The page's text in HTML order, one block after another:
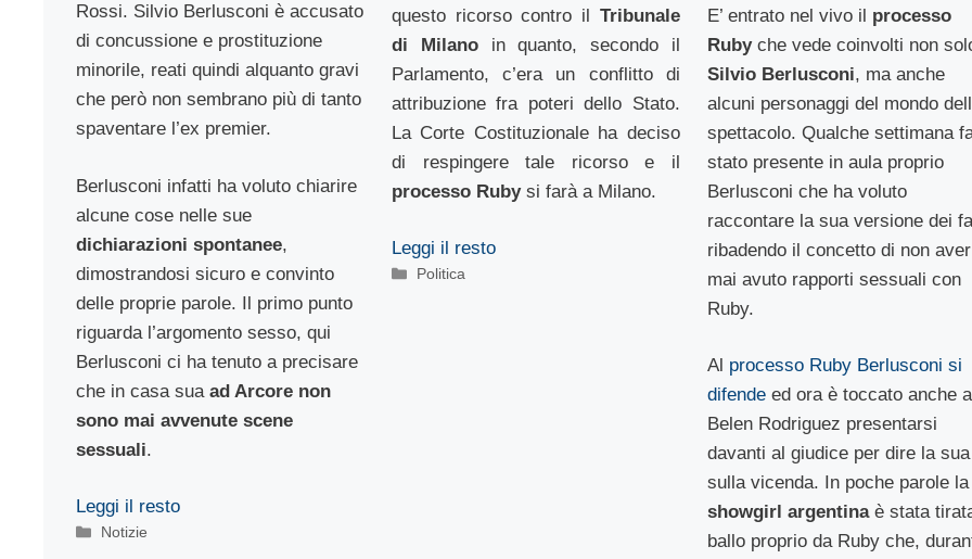
E’ entrato nel vivo il processo
Rubyche vede coinvolti non
Silvio Berlusconi, ma anche
alcuni personaggi del mondo
spettacolo. Qualche settimana
stato presente in aula proprio
Berlusconi che ha voluto
raccontare la sua versione dei
ribadendo il concetto di non aver
mai avuto rapporti sessuali con
Ruby.
Al processo Ruby Berlusconi si
difendeed ora è toccato anche a
Belen Rodriguez presentarsi
davanti al giudice per dire la sua
sulla vicenda. In poche parole la
showgirl argentinaè stata
ballo proprio da Ruby che,
Rossi. Silvio Berlusconi è accusato
di concussione e prostituzione
minorile, reati quindi alquanto gravi
che però non sembrano più di tanto
spaventare l’ex premier.
Berlusconi infatti ha voluto chiarire
alcune cose nelle sue
dichiarazioni spontanee,
dimostrandosi sicuro e convinto
delle proprie parole. Il primo punto
riguarda l’argomento sesso, qui
Berlusconi ci ha tenuto a precisare
che in casa sua ad Arcore non
sono mai avvenute scene
sessuali.
Leggi il resto
Categorie
Notizie
questo ricorso contro il Tribunale
di Milanoin quanto, secondo il
Parlamento, c’era un conflitto di
attribuzione fra poteri dello Stato.
La Corte Costituzionale ha deciso
di respingere tale ricorso e il
processo Ruby si farà a Milano.
Leggi il resto
Categorie
Politica